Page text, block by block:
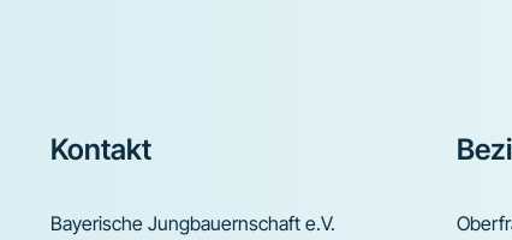
Footer
Kontakt
Bayerische Jungbauernschaft e.V.